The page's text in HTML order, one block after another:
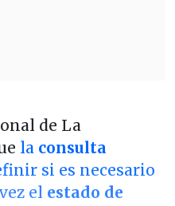
de La
la consulta
si es necesario
el estado de